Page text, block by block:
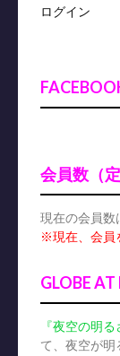
ログイン
会員数（定
現在の会員数
※現在、会員
GLOBE
『夜空の明
て、夜空が明